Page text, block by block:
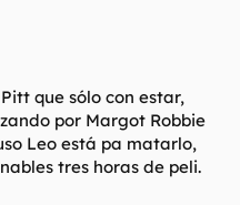
que sólo con estar,
por Margot Robbie
Leo está pa matarlo,
tres horas de peli.